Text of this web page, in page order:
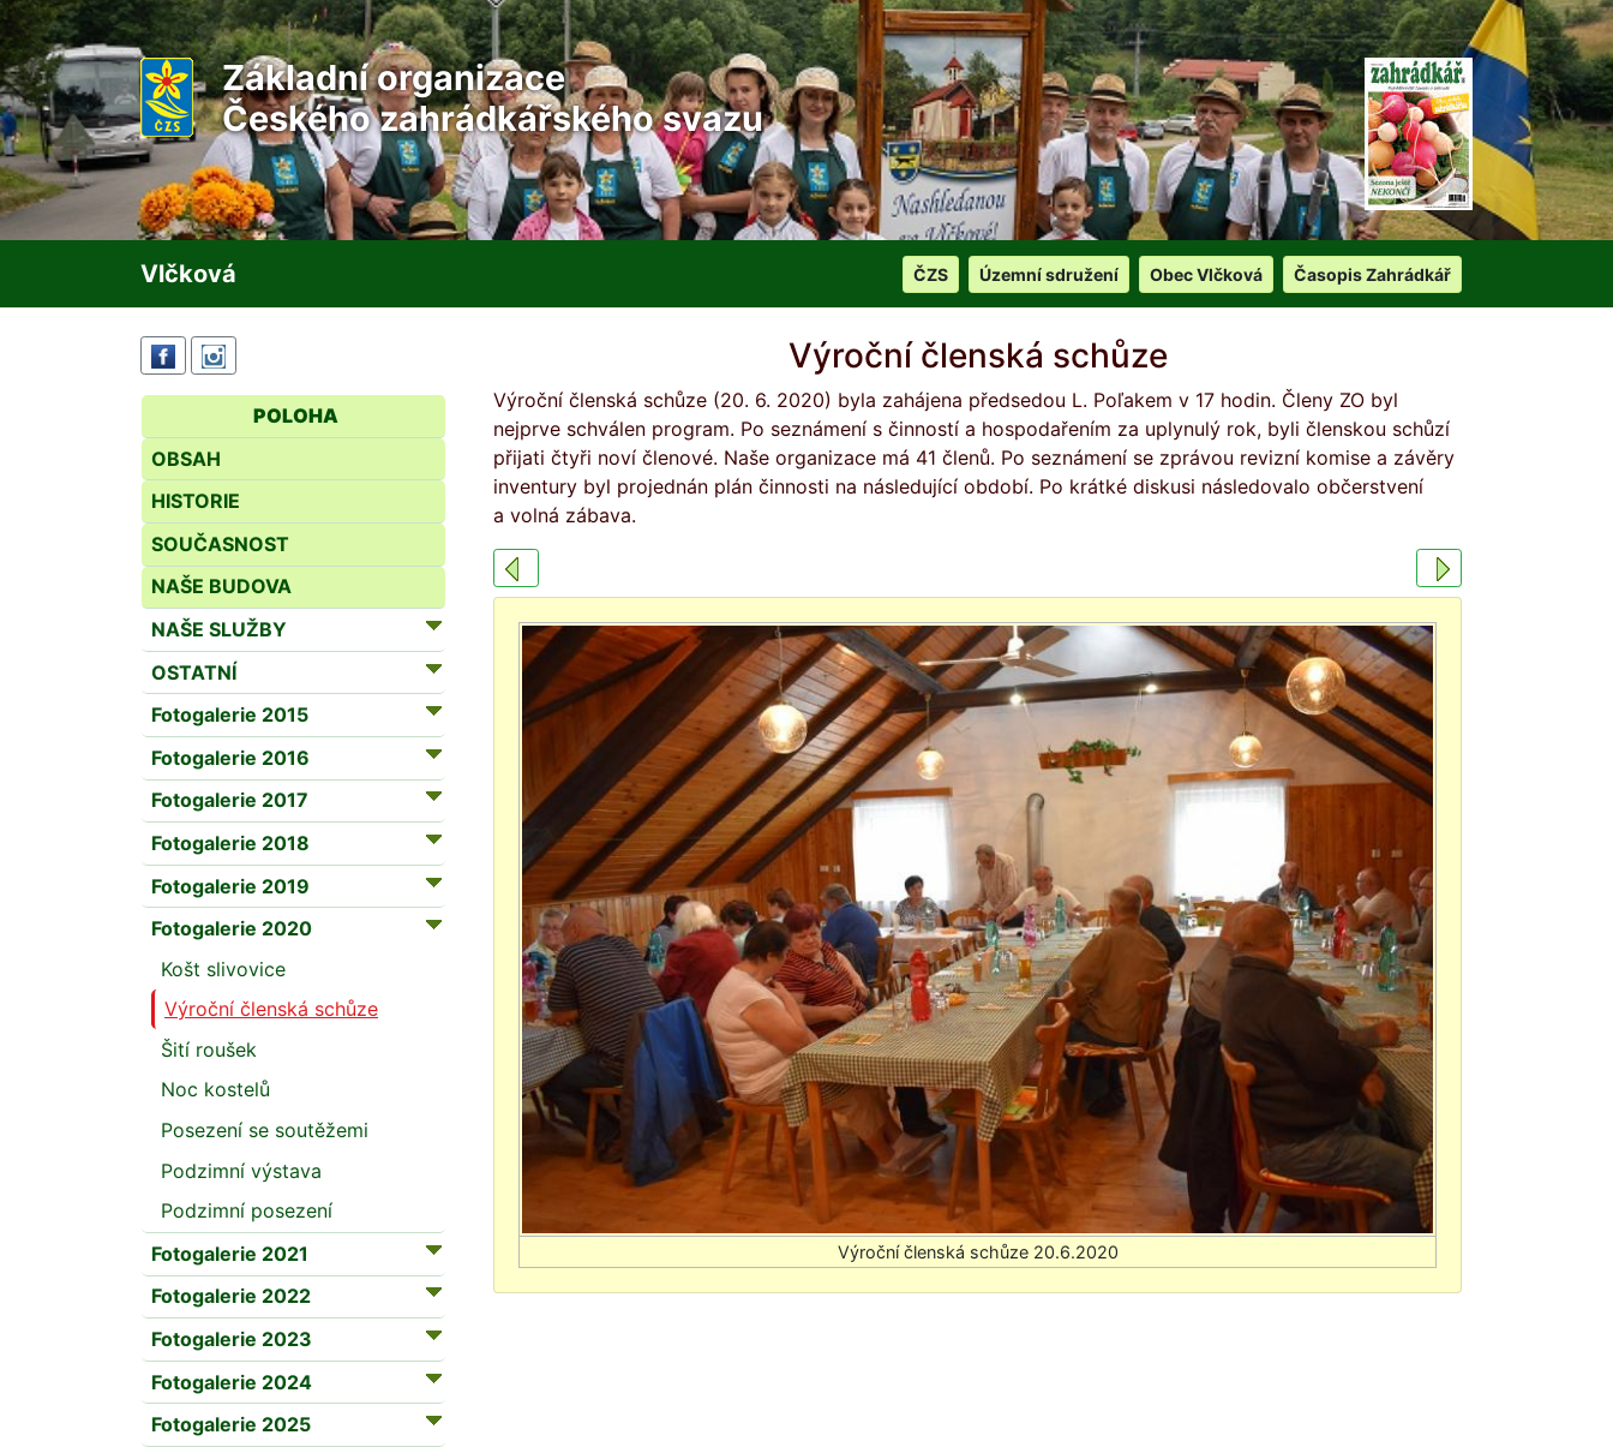
Základní organizace
Českého zahrádkářského svazu
Vlčková ČZS Územní sdružení Obec Vlčková Časopis Zahrádkář
POLOHA
OBSAH
HISTORIE
SOUČASNOST
NAŠE BUDOVA
NAŠE SLUŽBY
OSTATNÍ
Fotogalerie 2015
Fotogalerie 2016
Fotogalerie 2017
Fotogalerie 2018
Fotogalerie 2019
Fotogalerie 2020
Košt slivovice
Výroční členská schůze
Šití roušek
Noc kostelů
Posezení se soutěžemi
Podzimní výstava
Podzimní posezení
Fotogalerie 2021
Fotogalerie 2022
Fotogalerie 2023
Fotogalerie 2024
Fotogalerie 2025
Výroční členská schůze
Výroční členská schůze (20. 6. 2020) byla zahájena předsedou L. Poľakem v 17 hodin. Členy ZO byl
nejprve schválen program. Po seznámení s činností a hospodařením za uplynulý rok, byli členskou schůzí
přijati čtyři noví členové. Naše organizace má 41 členů. Po seznámení se zprávou revizní komise a závěry
inventury byl projednán plán činnosti na následující období. Po krátké diskusi následovalo občerstvení
a volná zábava.